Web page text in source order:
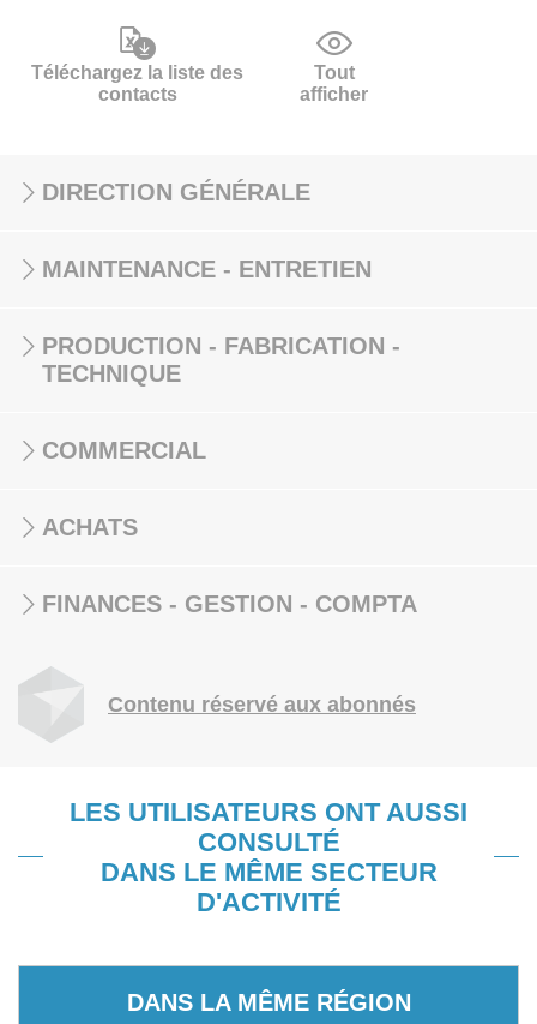
Téléchargez la liste des
contacts
Tout
afficher
DIRECTION GÉNÉRALE
MAINTENANCE - ENTRETIEN
PRODUCTION - FABRICATION -
TECHNIQUE
COMMERCIAL
ACHATS
FINANCES - GESTION - COMPTA
Contenu réservé aux abonnés
LES UTILISATEURS ONT AUSSI
CONSULTÉ
DANS LE MÊME SECTEUR
D'ACTIVITÉ
DANS LA MÊME RÉGION